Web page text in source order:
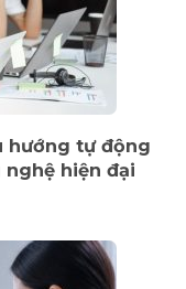
hướng tự động
hiện đại